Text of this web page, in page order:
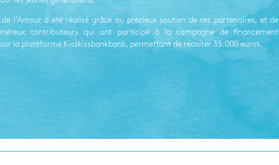
de l’Amour a été réalisé grâce au précieux soutien de ses partenaires, et de
contributeurs qui ont participé à la campagne de financement
la plateforme Kisskissbankbank, permettant de récolter 35.000 euros.